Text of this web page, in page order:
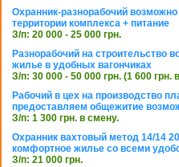
Охранник-разнорабочий
территории комплекса + питание
З/п: 20 000 - 25 000 грн.
Разнорабочий на строительство
жилье в удобных вагончиках
З/п: 30 000 - 50 000 грн. (1 600 грн.
Рабочий в цех на производство
предоставляем общежитие
З/п: 1 300 грн. в смену.
Охранник вахтовый метод 14/14
комфортное жилье со всеми
З/п: 21 000 грн.